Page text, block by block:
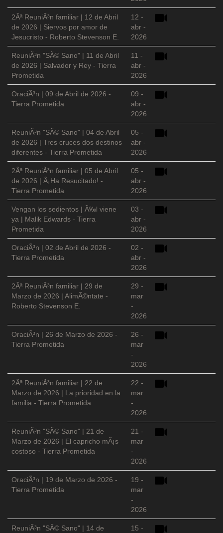
2Âª ReuniÃ³n familiar | 12 de Abril
de 2026 | Siervos por amor de
Jesucristo - Roberto Stevenson E.
12 -
abr -
2026
ReuniÃ³n "SÃ© Sano" | 11 de Abril
de 2026 | Salvador y Rey - Tierra
Prometida
11 -
abr -
2026
OraciÃ³n | 09 de Abril de 2026 -
Tierra Prometida
09 -
abr -
2026
ReuniÃ³n "SÃ© Sano" | 04 de Abril
de 2026 | Tres cruces dos destinos
diferentes - Tierra Prometida
05 -
abr -
2026
2Âª ReuniÃ³n familiar | 05 de Abril
de 2026 | Â¡Ha Resucitado! -
Tierra Prometida
05 -
abr -
2026
Vengan los sedientos | Ã‰l viene
ya | Malik Edwards - Tierra
Prometida
03 -
abr -
2026
OraciÃ³n | 02 de Abril de 2026 -
Tierra Prometida
02 -
abr -
2026
2Âª ReuniÃ³n familiar | 29 de
Marzo de 2026 | AlimÃ©ntate -
Roberto Stevenson E.
29 -
mar
-
2026
OraciÃ³n | 26 de Marzo de 2026 -
Tierra Prometida
26 -
mar
-
2026
2Âª ReuniÃ³n familiar | 22 de
Marzo de 2026 | La prioridad en la
familia - Tierra Prometida
22 -
mar
-
2026
ReuniÃ³n "SÃ© Sano" | 21 de
Marzo de 2026 | El capricho mÃ¡s
costoso - Tierra Prometida
21 -
mar
-
2026
OraciÃ³n | 19 de Marzo de 2026 -
Tierra Prometida
19 -
mar
-
2026
ReuniÃ³n "SÃ© Sano" | 14 de
15 -